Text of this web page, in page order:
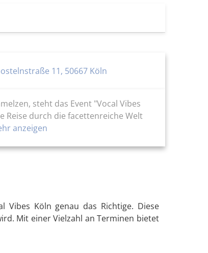
11, 50667 Köln
steht das Event "Vocal Vibes
Reise durch die facettenreiche Welt
anzeigen
Vibes Köln genau das Richtige. Diese
Mit einer Vielzahl an Terminen bietet